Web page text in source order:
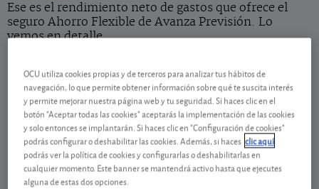
Ese es el rendimiento neto de gastos que ofrece el
seguro Ahorro Flexible de Avanza Previsión. Lo
vemos en detalle.
En qué consiste
La mutualidad de la abogacía, Avanza Previsión
www.avanzaprevision.com ; 910 605 696),
comercializa el Ahorro Flexible, un seguro de ahorro,
disponible desde 200 euros, que garantiza una
rentabilidad anual revisable trimestralmente.
OCU utiliza cookies propias y de terceros para analizar tus hábitos de
navegación, lo que permite obtener información sobre qué te suscita interés
y permite mejorar nuestra página web y tu seguridad. Si haces clic en el
botón "Aceptar todas las cookies" aceptarás la implementación de las cookies
y solo entonces se implantarán. Si haces clic en "Configuración de cookies"
podrás configurar o deshabilitar las cookies. Además, si haces clic aquí
podrás ver la política de cookies y configurarlas o deshabilitarlas en
cualquier momento. Este banner se mantendrá activo hasta que ejecutes
alguna de estas dos opciones.